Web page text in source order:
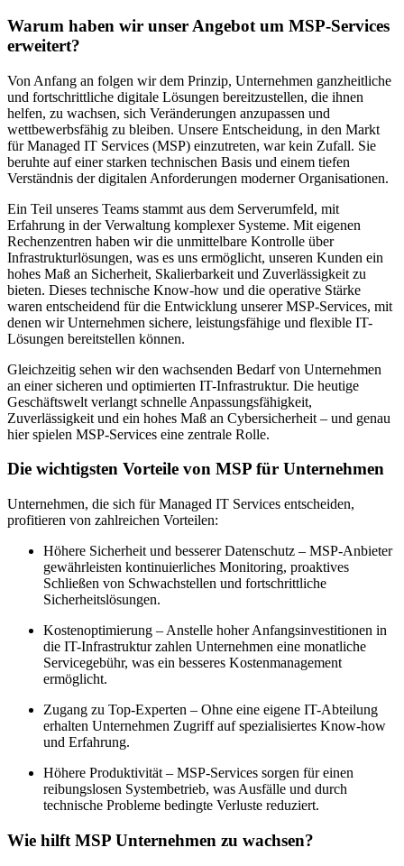
Warum haben wir unser Angebot um MSP-Services
erweitert?
Von Anfang an folgen wir dem Prinzip, Unternehmen ganzheitliche
und fortschrittliche digitale Lösungen bereitzustellen, die ihnen
helfen, zu wachsen, sich Veränderungen anzupassen und
wettbewerbsfähig zu bleiben. Unsere Entscheidung, in den Markt
für Managed IT Services (MSP) einzutreten, war kein Zufall. Sie
beruhte auf einer starken technischen Basis und einem tiefen
Verständnis der digitalen Anforderungen moderner Organisationen.
Ein Teil unseres Teams stammt aus dem Serverumfeld, mit
Erfahrung in der Verwaltung komplexer Systeme. Mit eigenen
Rechenzentren haben wir die unmittelbare Kontrolle über
Infrastrukturlösungen, was es uns ermöglicht, unseren Kunden ein
hohes Maß an Sicherheit, Skalierbarkeit und Zuverlässigkeit zu
bieten. Dieses technische Know-how und die operative Stärke
waren entscheidend für die Entwicklung unserer MSP-Services, mit
denen wir Unternehmen sichere, leistungsfähige und flexible IT-
Lösungen bereitstellen können.
Gleichzeitig sehen wir den wachsenden Bedarf von Unternehmen
an einer sicheren und optimierten IT-Infrastruktur. Die heutige
Geschäftswelt verlangt schnelle Anpassungsfähigkeit,
Zuverlässigkeit und ein hohes Maß an Cybersicherheit – und genau
hier spielen MSP-Services eine zentrale Rolle.
Die wichtigsten Vorteile von MSP für Unternehmen
Unternehmen, die sich für Managed IT Services entscheiden,
profitieren von zahlreichen Vorteilen:
Höhere Sicherheit und besserer Datenschutz – MSP-Anbieter
gewährleisten kontinuierliches Monitoring, proaktives
Schließen von Schwachstellen und fortschrittliche
Sicherheitslösungen.
Kostenoptimierung – Anstelle hoher Anfangsinvestitionen in
die IT-Infrastruktur zahlen Unternehmen eine monatliche
Servicegebühr, was ein besseres Kostenmanagement
ermöglicht.
Zugang zu Top-Experten – Ohne eine eigene IT-Abteilung
erhalten Unternehmen Zugriff auf spezialisiertes Know-how
und Erfahrung.
Höhere Produktivität – MSP-Services sorgen für einen
reibungslosen Systembetrieb, was Ausfälle und durch
technische Probleme bedingte Verluste reduziert.
Wie hilft MSP Unternehmen zu wachsen?